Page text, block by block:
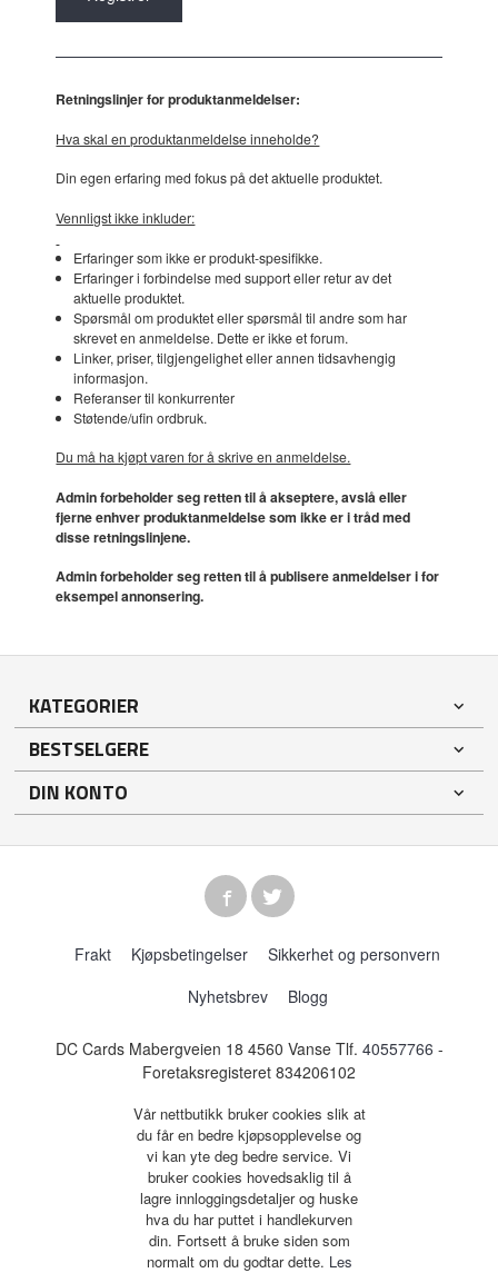
Retningslinjer for produktanmeldelser:
Hva skal en produktanmeldelse inneholde?
Din egen erfaring med fokus på det aktuelle produktet.
Vennligst ikke inkluder:
Erfaringer som ikke er produkt-spesifikke.
Erfaringer i forbindelse med support eller retur av det
aktuelle produktet.
Spørsmål om produktet eller spørsmål til andre som har
skrevet en anmeldelse. Dette er ikke et forum.
Linker, priser, tilgjengelighet eller annen tidsavhengig
informasjon.
Referanser til konkurrenter
Støtende/ufin ordbruk.
Du må ha kjøpt varen for å skrive en anmeldelse.
Admin forbeholder seg retten til å akseptere, avslå eller
fjerne enhver produktanmeldelse som ikke er i tråd med
disse retningslinjene.
Admin forbeholder seg retten til å publisere anmeldelser i for
eksempel annonsering.
KATEGORIER
BESTSELGERE
DIN KONTO
Frakt Kjøpsbetingelser
Sikkerhet og personvern
Nyhetsbrev
Blogg
DC Cards Mabergveien 18 4560 Vanse Tlf. 40557766 -
Foretaksregisteret 834206102
Vår nettbutikk bruker cookies slik at
du får en bedre kjøpsopplevelse og
vi kan yte deg bedre service. Vi
bruker cookies hovedsaklig til å
lagre innloggingsdetaljer og huske
hva du har puttet i handlekurven
din. Fortsett å bruke siden som
normalt om du godtar dette. Les